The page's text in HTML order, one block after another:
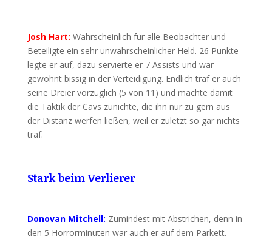
Josh Hart: Wahrscheinlich für alle Beobachter und
Beteiligte ein sehr unwahrscheinlicher Held. 26 Punkte
legte er auf, dazu servierte er 7 Assists und war
gewohnt bissig in der Verteidigung. Endlich traf er auch
seine Dreier vorzüglich (5 von 11) und machte damit
die Taktik der Cavs zunichte, die ihn nur zu gern aus
der Distanz werfen ließen, weil er zuletzt so gar nichts
traf.
Stark beim Verlierer
Donovan Mitchell: Zumindest mit Abstrichen, denn in
den 5 Horrorminuten war auch er auf dem Parkett.